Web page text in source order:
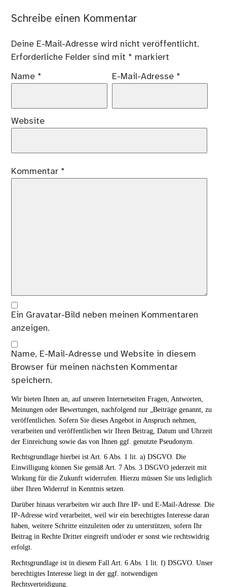
Schreibe einen Kommentar
Deine E-Mail-Adresse wird nicht veröffentlicht.
Erforderliche Felder sind mit * markiert
Name * E-Mail-Adresse *
Website
Kommentar *
Ein Gravatar-Bild neben meinen Kommentaren
anzeigen.
Name, E-Mail-Adresse und Website in diesem
Browser für meinen nächsten Kommentar
speichern.
Wir bieten Ihnen an, auf unseren Internetseiten Fragen, Antworten,
Meinungen oder Bewertungen, nachfolgend nur „Beiträge genannt, zu
veröffentlichen. Sofern Sie dieses Angebot in Anspruch nehmen,
verarbeiten und veröffentlichen wir Ihren Beitrag, Datum und Uhrzeit
der Einreichung sowie das von Ihnen ggf. genutzte Pseudonym.
Rechtsgrundlage hierbei ist Art. 6 Abs. 1 lit. a) DSGVO. Die
Einwilligung können Sie gemäß Art. 7 Abs. 3 DSGVO jederzeit mit
Wirkung für die Zukunft widerrufen. Hierzu müssen Sie uns lediglich
über Ihren Widerruf in Kenntnis setzen.
Darüber hinaus verarbeiten wir auch Ihre IP- und E-Mail-Adresse. Die
IP-Adresse wird verarbeitet, weil wir ein berechtigtes Interesse daran
haben, weitere Schritte einzuleiten oder zu unterstützen, sofern Ihr
Beitrag in Rechte Dritter eingreift und/oder er sonst wie rechtswidrig
erfolgt.
Rechtsgrundlage ist in diesem Fall Art. 6 Abs. 1 lit. f) DSGVO. Unser
berechtigtes Interesse liegt in der ggf. notwendigen
Rechtsverteidigung.